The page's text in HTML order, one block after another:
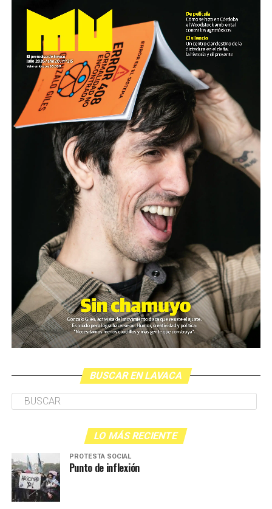
tener la organización de la sociedad, y su posible
influencia ante los atropellos de las manos no tan
invisibles del mercado.
Las infladoras
Inflación y empresas monopólicas. La economía en
llamas, más acá del dólar: cómo impacta el tironeo
en la inflación, particularmente de alimentos, un
mercado gobernado por monopolios nacionales y
extranjeros. El rol del Estado, y la conflictividad
social como una parte clave de esa disputa. ¿Quién
gana? ¿La derecha? Datos y miradas para dar vuelta
la pirámide y hablar sobre las que ganan cuando
perdemos.
Texto: Franco Ciancaglini
(más…)
BUSCAR EN LAVACA
LO MÁS RECIENTE
PROTESTA SOCIAL
Punto de inflexión